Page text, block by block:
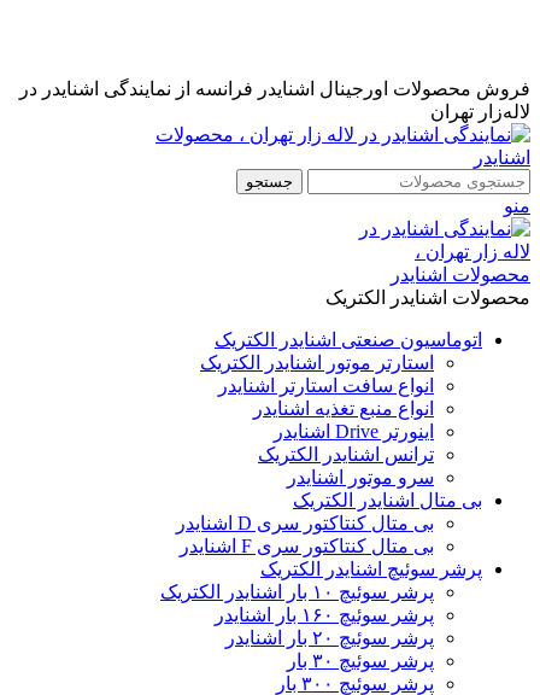
فروش محصولات اورجینال اشنایدر فرانسه از نمایندگی اشنایدر در
لاله‌زار تهران
جستجو
منو
محصولات اشنایدر الکتریک
اتوماسیون صنعتی اشنایدر الکتریک
استارتر موتور اشنایدر الکتریک
انواع سافت استارتر اشنایدر
انواع منبع تغذیه اشنایدر
اینورتر Drive اشنایدر
ترانس اشنایدر الکتریک
سرو موتور اشنایدر
بی متال اشنایدر الکتریک
بی متال کنتاکتور سری D اشنایدر
بی متال کنتاکتور سری F اشنایدر
پرشر سوئیچ اشنایدر الکتریک
پرشر سوئیچ ۱۰ بار اشنایدر الکتریک
پرشر سوئیچ ۱۶۰ بار اشنایدر
پرشر سوئیچ ۲۰ بار اشنایدر
پرشر سوئیچ ۳۰ بار
پرشر سوئیچ ۳۰۰ بار